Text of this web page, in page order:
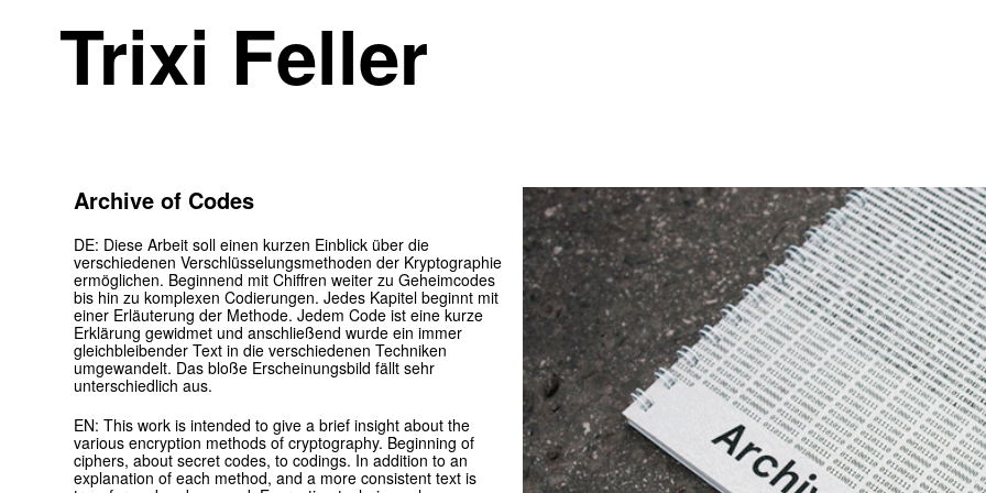
Trixi Feller
Archive of Codes
DE: Diese Arbeit soll einen kurzen Einblick über die
verschiedenen Verschlüsselungsmethoden der Kryptographie
ermöglichen. Beginnend mit Chiffren weiter zu Geheimcodes
bis hin zu komplexen Codierungen. Jedes Kapitel beginnt mit
einer Erläuterung der Methode. Jedem Code ist eine kurze
Erklärung gewidmet und anschließend wurde ein immer
gleichbleibender Text in die verschiedenen Techniken
umgewandelt. Das bloße Erscheinungsbild fällt sehr
unterschiedlich aus.
EN: This work is intended to give a brief insight about the
various encryption methods of cryptography. Beginning of
ciphers, about secret codes, to codings. In addition to an
explanation of each method, and a more consistent text is